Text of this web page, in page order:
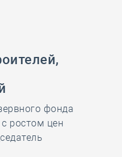
фонда
ростом цен